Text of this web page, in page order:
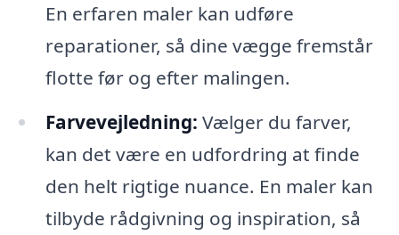
En erfaren maler kan udføre
reparationer, så dine vægge fremstår
flotte før og efter malingen.
Farvevejledning: Vælger du farver,
kan det være en udfordring at finde
den helt rigtige nuance. En maler kan
tilbyde rådgivning og inspiration, så